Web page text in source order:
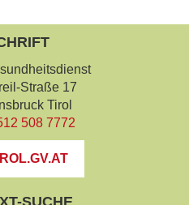
Straße 17
Tirol
508 7772
SUCHE